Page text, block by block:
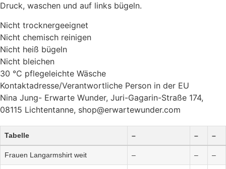
Druck, waschen und auf links bügeln.
Nicht trocknergeeignet
Nicht chemisch reinigen
Nicht heiß bügeln
Nicht bleichen
30 °C pflegeleichte Wäsche
Kontaktadresse/Verantwortliche Person in der EU
Nina Jung- Erwarte Wunder, Juri-Gagarin-Straße 174,
08115 Lichtentanne, shop@erwartewunder.com
Tabelle – – –
Frauen Langarmshirt weit – – –